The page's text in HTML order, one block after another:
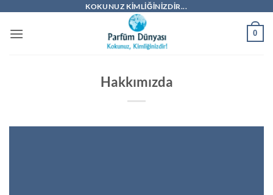
KOKUNUZ KIMLIĞINIZDIR...
0
Hakkımızda